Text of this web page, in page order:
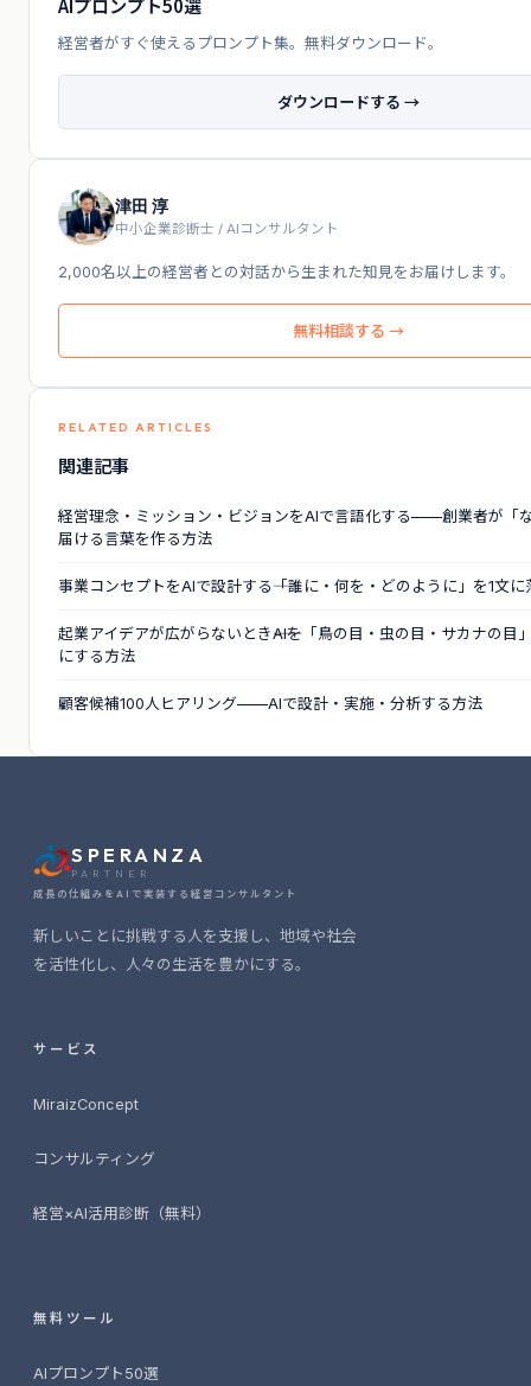
経営者がすぐ使えるプロンプト集。無料ダウンロード。
ダウンロードする →
津田 淳
中小企業診断士 / AIコンサルタント
2,000名以上の経営者との対話から生まれた知見をお届けします。
無料相談する →
RELATED ARTICLES
関連記事
経営理念・ミッション・ビジョンをAIで言語化する——創業者が「
届ける言葉を作る方法
事業コンセプトをAIで設計する――「誰に・何を・どのように」を1文
起業アイデアが広がらないとき――AIを「鳥の目・虫の目・サカナの目
にする方法
顧客候補100人ヒアリング——AIで設計・実施・分析する方法
SPERANZA
PARTNER
成長の仕組みをAIで実装する経営コンサルタント
新しいことに挑戦する人を支援し、地域や社会
を活性化し、人々の生活を豊かにする。
サービス
MiraizConcept
コンサルティング
経営×AI活用診断（無料）
無料ツール
AIプロンプト50選